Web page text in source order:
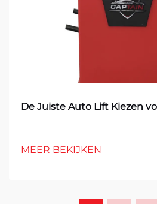
De Juiste Auto Lift Kiezen
MEER BEKIJKEN